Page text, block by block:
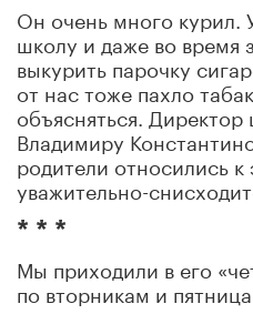
Он очень много курил.
школу и даже во время
выкурить парочку
от нас тоже пахло
объясняться.
Владимиру
родители относились
уважительно-
* * *
Мы приходили в его
по вторникам и